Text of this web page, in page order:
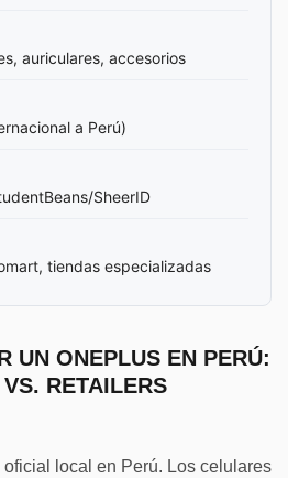
auriculares, accesorios
a Perú)
SheerID
tiendas especializadas
UN ONEPLUS EN PERÚ:
RETAILERS
local en Perú. Los celulares